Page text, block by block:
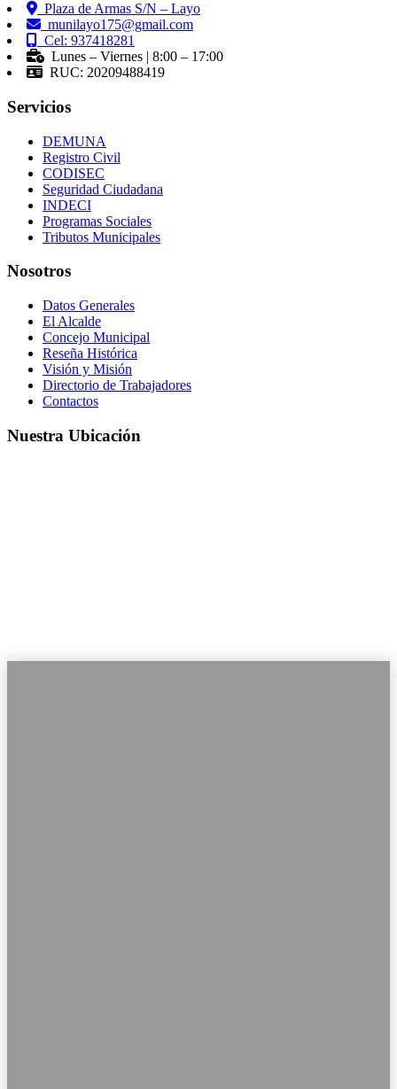
Plaza de Armas S/N – Layo
munilayo175@gmail.com
Cel: 937418281
Lunes – Viernes | 8:00 – 17:00
RUC: 20209488419
Servicios
DEMUNA
Registro Civil
CODISEC
Seguridad Ciudadana
INDECI
Programas Sociales
Tributos Municipales
Nosotros
Datos Generales
El Alcalde
Concejo Municipal
Reseña Histórica
Visión y Misión
Directorio de Trabajadores
Contactos
Nuestra Ubicación